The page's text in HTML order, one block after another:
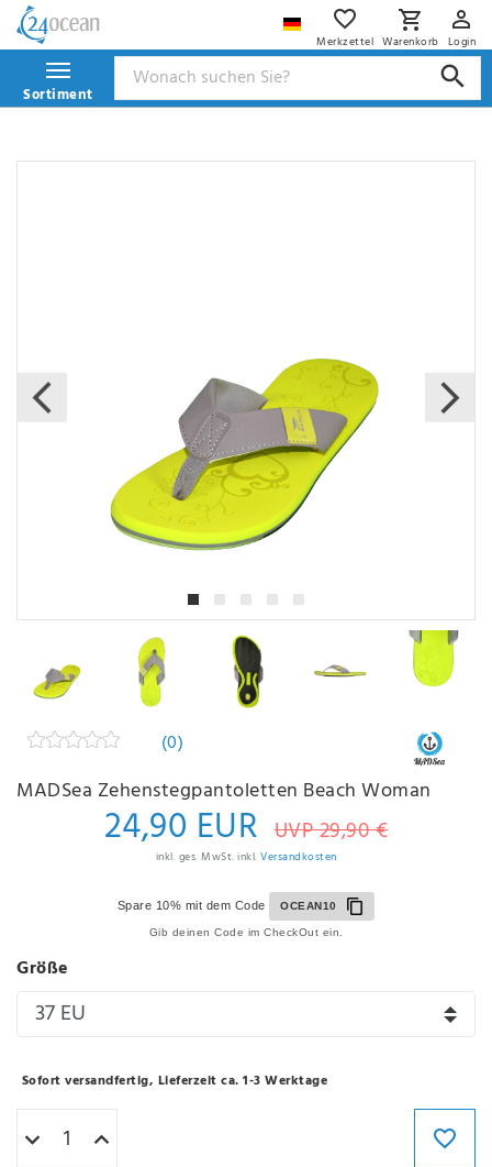
Merkzettel Warenkorb Login
Sortiment
(0)
MADSea Zehenstegpantoletten Beach Woman
24,90 EUR UVP 29,90 €
inkl. ges. MwSt. inkl. Versandkosten
Spare 10% mit dem Code OCEAN10
Gib deinen Code im CheckOut ein.
Größe
Sofort versandfertig, Lieferzeit ca. 1-3 Werktage